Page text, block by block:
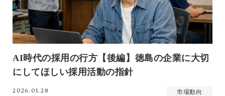
AI時代の採用の行方【後編】徳島の企業に大切
にしてほしい採用活動の指針
2026.01.28 市場動向